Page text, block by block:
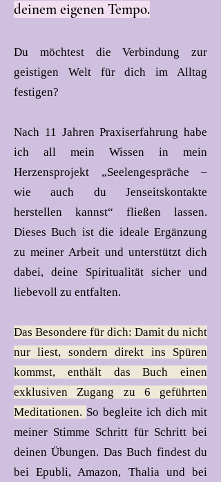
deinem eigenen Tempo.
Du möchtest die Verbindung zur
geistigen Welt für dich im Alltag
festigen?
Nach 11 Jahren Praxiserfahrung habe
ich all mein Wissen in mein
Herzensprojekt „Seelengespräche –
wie auch du Jenseitskontakte
herstellen kannst“ fließen lassen.
Dieses Buch ist die ideale Ergänzung
zu meiner Arbeit und unterstützt dich
dabei, deine Spiritualität sicher und
liebevoll zu entfalten.
Das Besondere für dich: Damit du nicht
nur liest, sondern direkt ins Spüren
kommst, enthält das Buch einen
exklusiven Zugang zu 6 geführten
Meditationen. So begleite ich dich mit
meiner Stimme Schritt für Schritt bei
deinen Übungen. Das Buch findest du
bei Epubli, Amazon, Thalia und bei